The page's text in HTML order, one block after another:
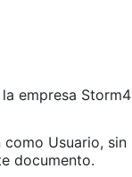
empresa
Usuario, sin
documento.